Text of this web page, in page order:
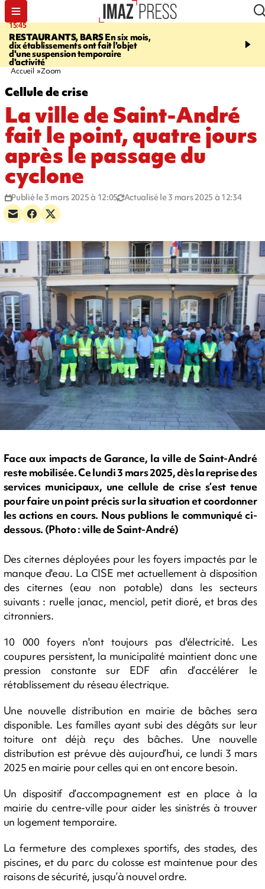
15:45
RESTAURANTS, BARSEn six mois,
dix établissements ont fait l'objet
d'une suspension temporaire
d'activité
17:17
Angeles, un homme vit
Accueil Zoom
Cellule de crise
La ville de Saint-André
fait le point, quatre jours
après le passage du
cyclone
Publié le 3 mars 2025 à 12:05 Actualisé le 3 mars 2025 à 12:34
Face aux impacts de Garance, la ville de Saint-André
reste mobilisée. Ce lundi 3 mars 2025, dès la reprise des
services municipaux, une cellule de crise s’est tenue
pour faire un point précis sur la situation et coordonner
les actions en cours. Nous publions le communiqué ci-
dessous. (Photo : ville de Saint-André)
Des citernes déployées pour les foyers impactés par le
manque d'eau. La CISE met actuellement à disposition
des citernes (eau non potable) dans les secteurs
suivants : ruelle janac, menciol, petit dioré, et bras des
citronniers.
10 000 foyers n'ont toujours pas d'électricité. Les
coupures persistent, la municipalité maintient donc une
pression constante sur EDF afin d’accélérer le
rétablissement du réseau électrique.
Une nouvelle distribution en mairie de bâches sera
disponible. Les familles ayant subi des dégâts sur leur
toiture ont déjà reçu des bâches. Une nouvelle
distribution est prévue dès aujourd’hui, ce lundi 3 mars
2025 en mairie pour celles qui en ont encore besoin.
Un dispositif d’accompagnement est en place à la
mairie du centre-ville pour aider les sinistrés à trouver
un logement temporaire.
La fermeture des complexes sportifs, des stades, des
piscines, et du parc du colosse est maintenue pour des
raisons de sécurité, jusqu’à nouvel ordre.